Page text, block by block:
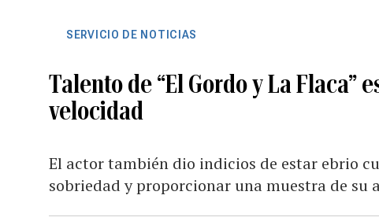
SERVICIO DE NOTICIAS
Talento de “El Gordo y La
velocidad
El actor también dio indicios de estar ebrio
sobriedad y proporcionar una muestra de su